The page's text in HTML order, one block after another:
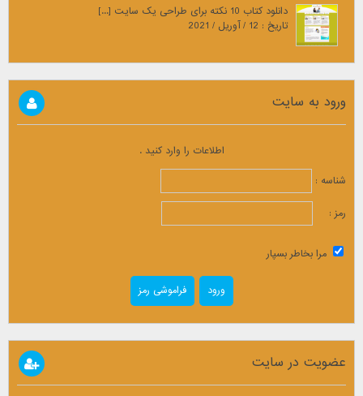
دانلود کتاب 10 نکته برای طراحی یک سایت [...]
تاریخ : 12 / آوریل / 2021
ورود به سایت
اطلاعات را وارد کنید .
شناسه :
رمز :
مرا بخاطر بسپار
فراموشی رمز
عضویت در سایت